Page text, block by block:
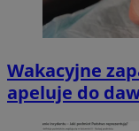
Wakacyjne
apeluje do